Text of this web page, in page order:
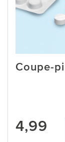
Coupe-
4,99